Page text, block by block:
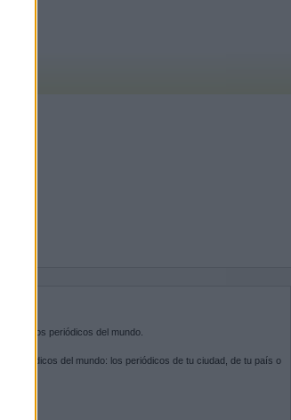
a los periódicos del mundo.
periódicos del mundo: los periódicos de tu ciudad, de tu país o